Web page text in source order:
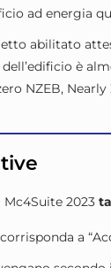
ad energia
abilitato
è
NZEB,
Mc4Suite 2023
a